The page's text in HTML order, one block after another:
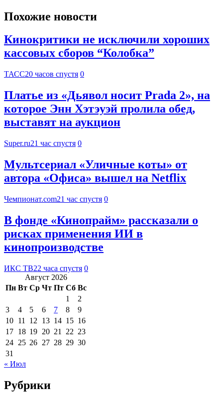
Похожие новости
Кинокритики не исключили хороших
кассовых сборов “Колобка”
ТАСС20 часов спустя 0
Платье из «Дьявол носит Prada 2», на
которое Энн Хэтэуэй пролила обед,
выставят на аукцион
Super.ru21 час спустя 0
Мультсериал «Уличные коты» от
автора «Офиса» вышел на Netflix
Чемпионат.com21 час спустя 0
В фонде «Кинопрайм» рассказали о
рисках применения ИИ в
кинопроизводстве
ИКС ТВ22 часа спустя 0
Август 2026
Пн Вт Ср Чт Пт Сб Вс
1
2
3
4 5 6 7 8
9
10 11 12 13 14 15 16
17 18 19 20 21 22 23
24 25 26 27 28 29 30
31
« Июл
Рубрики